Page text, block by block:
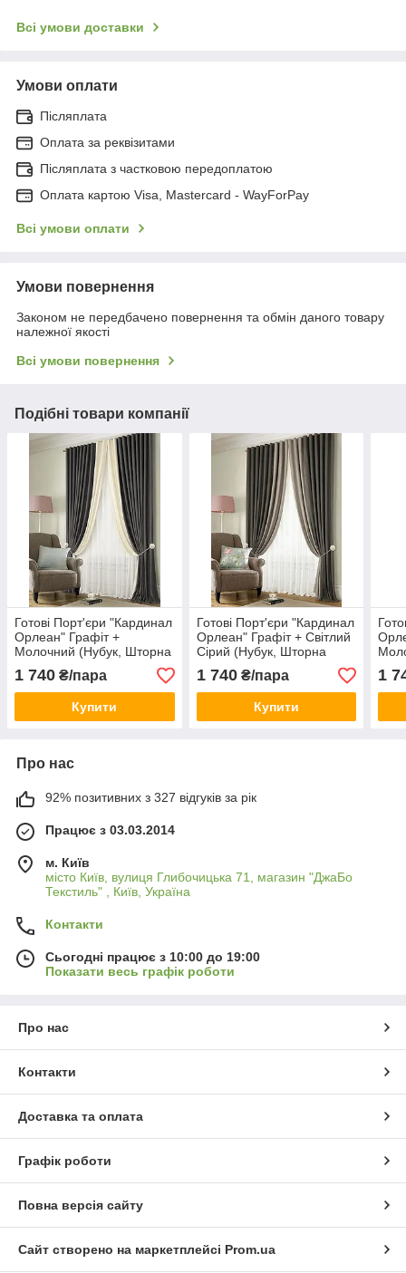
Всі умови доставки
Умови оплати
Післяплата
Оплата за реквізитами
Післяплата з частковою передоплатою
Оплата картою Visa, Mastercard - WayForPay
Всі умови оплати
Умови повернення
Законом не передбачено повернення та обмін даного товару
належної якості
Всі умови повернення
Подібні товари компанії
Готові Порт'єри "Кардинал
Орлеан" Графіт +
Молочний (Нубук, Шторна
замша)
1 740 ₴/пара
Купити
Готові Порт'єри "Кардинал
Орлеан" Графіт + Світлий
Сірий (Нубук, Шторна
замша)
1 740₴/пара
Купити
1
Про нас
92% позитивних з 327 відгуків за рік
Працює з 03.03.2014
м. Київ
місто Київ, вулиця Глибочицька 71, магазин "ДжаБо
Текстиль" , Київ, Україна
Контакти
Сьогодні працює з 10:00 до 19:00
Показати весь графік роботи
Про нас
Контакти
Доставка та оплата
Графік роботи
Повна версія сайту
Сайт створено на маркетплейсі Prom.ua